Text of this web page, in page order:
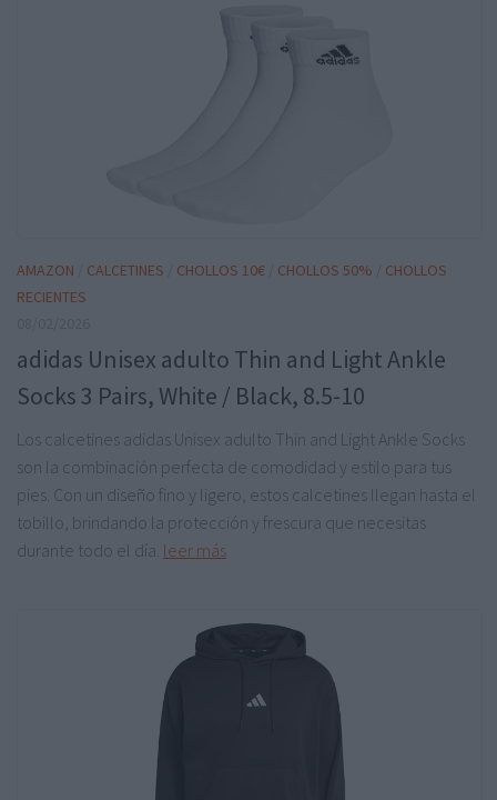
AMAZON CALCETINES CHOLLOS 10€ CHOLLOS 50%
CHOLLOS
RECIENTES
adidas Unisex adulto Thin and Light Ankle
Socks 3 Pairs, White / Black, 8.5-10
Los calcetines adidas Unisex adulto Thin and Light Ankle Socks
son la combinación perfecta de comodidad y estilo para tus
pies. Con un diseño fino y ligero, estos calcetines llegan hasta el
tobillo, brindando la protección y frescura que necesitas
durante todo el día. leer más